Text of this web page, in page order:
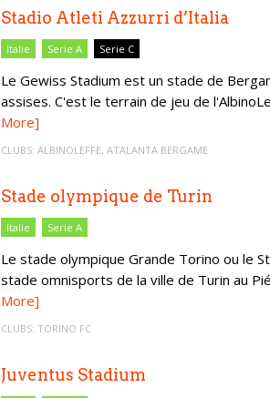
Stadio Atleti Azzurri d’Italia
Italie Serie A Serie C
Le Gewiss Stadium est un stade de
assises. C'est le terrain de jeu de
More]
CLUBS: ALBINOLEFFE, ATALANTA BERGAME
Stade olympique de Turin
Italie Serie A
Le stade olympique Grande Torino ou le
stade omnisports de la ville de Turin au
More]
CLUBS: TORINO FC
Juventus Stadium